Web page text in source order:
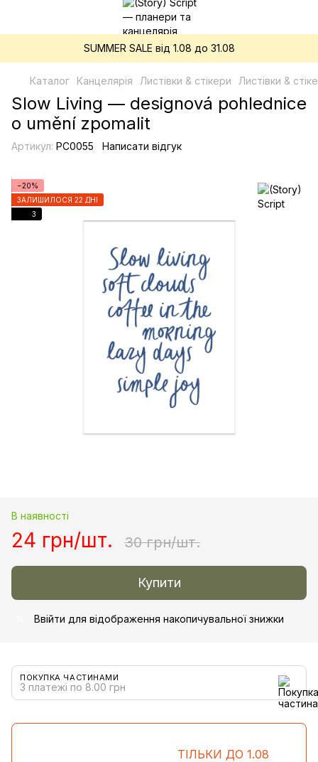
SUMMER SALE від 1.08 до 31.08
Каталог Канцелярія Листівки & стікери Листівки &
Slow Living — designová pohlednice
o umění zpomalit
Артикул: PC0055 Написати відгук
−20%
ЗАЛИШИЛОСЯ 22 ДНІ
3
В наявності
24 грн/шт. 30 грн/шт.
Купити
Ввійти для відображення накопичувальної знижки
ПОКУПКА ЧАСТИНАМИ
3 платежі по 8.00 грн
ТІЛЬКИ ДО 1.08